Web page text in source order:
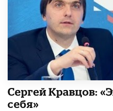
Сергей Кравцов:
себя»